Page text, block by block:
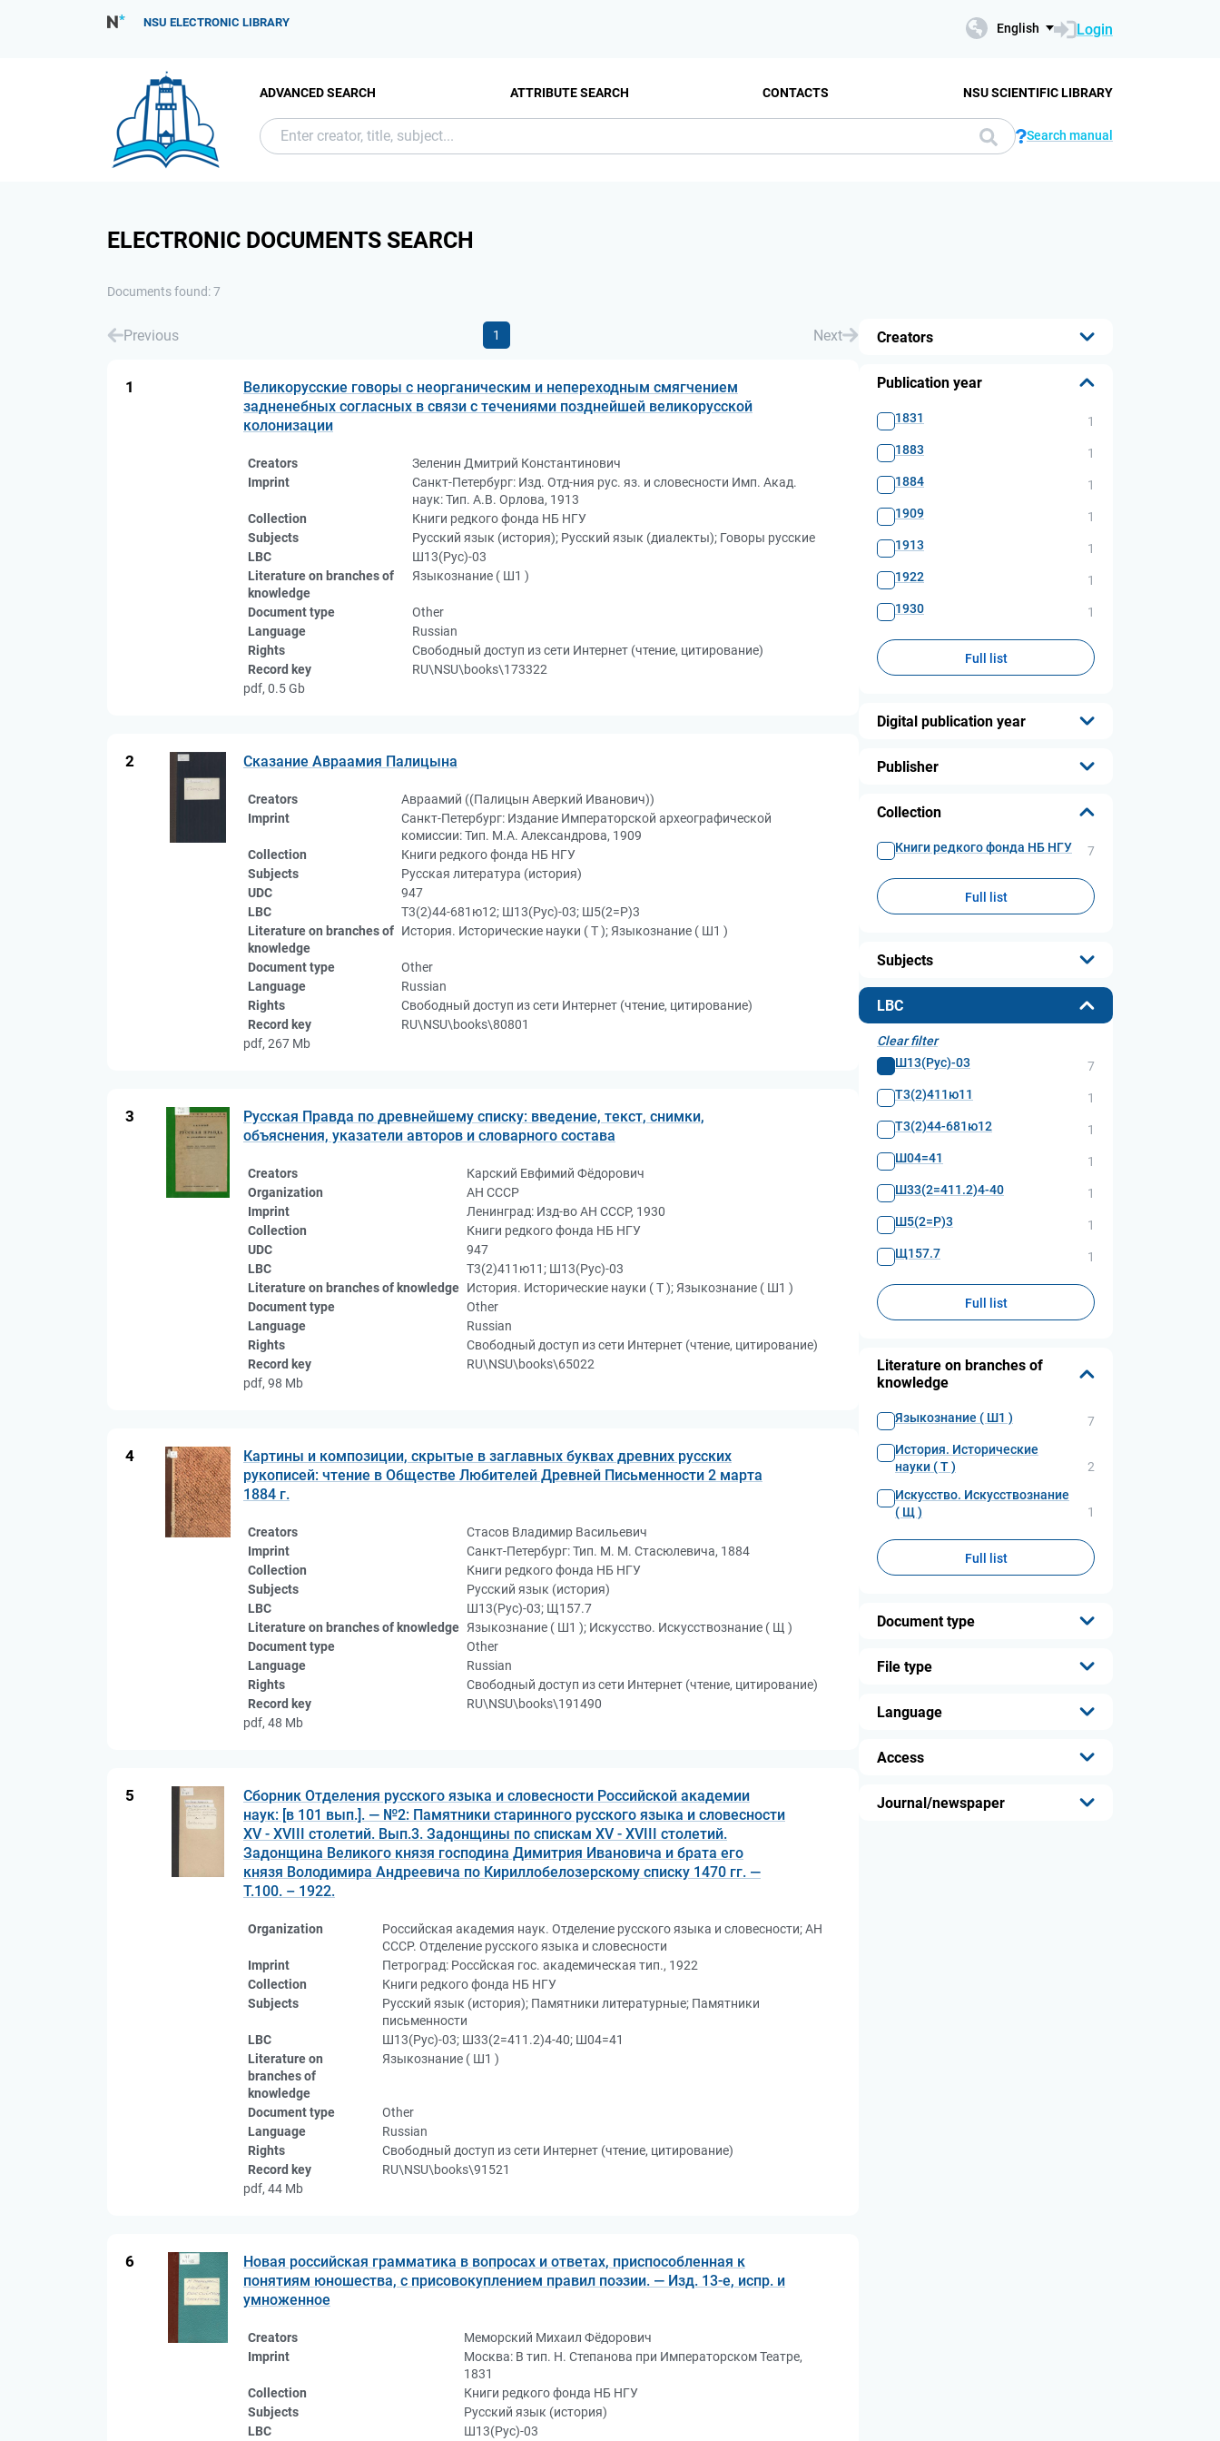
NSU ELECTRONIC LIBRARY English Login
ADVANCED SEARCH ATTRIBUTE SEARCH CONTACTS NSU SCIENTIFIC LIBRARY
Search manual
ELECTRONIC DOCUMENTS SEARCH
Documents found: 7
Previous 1 Next
1
Великорусские говоры с неорганическим и непереходным смягчением
задненебных согласных в связи с течениями позднейшей великорусской
колонизации
Creators
Зеленин Дмитрий Константинович
Imprint
Санкт-Петербург: Изд. Отд-ния рус. яз. и словесности Имп. Акад.
наук: Тип. А.В. Орлова, 1913
Collection
Книги редкого фонда НБ НГУ
Subjects
Русский язык (история); Русский язык (диалекты); Говоры русские
LBC
Ш13(Рус)-03
Literature on branches of
knowledge
Языкознание ( Ш1 )
Document type
Other
Language
Russian
Rights
Свободный доступ из сети Интернет (чтение, цитирование)
Record key
RU\NSU\books\173322
pdf, 0.5 Gb
2 Сказание Авраамия Палицына
Creators
Авраамий ((Палицын Аверкий Иванович))
Imprint
Санкт-Петербург: Издание Императорской археографической
комиссии: Тип. М.А. Александрова, 1909
Collection
Книги редкого фонда НБ НГУ
Subjects
Русская литература (история)
UDC
947
LBC
Т3(2)44-681ю12; Ш13(Рус)-03; Ш5(2=Р)3
Literature on branches of
knowledge
История. Исторические науки ( Т ); Языкознание ( Ш1 )
Document type
Other
Language
Russian
Rights
Свободный доступ из сети Интернет (чтение, цитирование)
Record key
RU\NSU\books\80801
pdf, 267 Mb
3
Русская Правда по древнейшему списку: введение, текст, снимки,
объяснения, указатели авторов и словарного состава
Creators
Карский Евфимий Фёдорович
Organization
АН СССР
Imprint
Ленинград: Изд-во АН СССР, 1930
Collection
Книги редкого фонда НБ НГУ
UDC
947
LBC
Т3(2)411ю11; Ш13(Рус)-03
Literature on branches of knowledge История. Исторические науки ( Т ); Языкознание ( Ш1 )
Document type
Other
Language
Russian
Rights
Свободный доступ из сети Интернет (чтение, цитирование)
Record key
RU\NSU\books\65022
pdf, 98 Mb
4
Картины и композиции, скрытые в заглавных буквах древних русских
рукописей: чтение в Обществе Любителей Древней Письменности 2 марта
1884 г.
Creators
Стасов Владимир Васильевич
Imprint
Санкт-Петербург: Тип. М. М. Стасюлевича, 1884
Collection
Книги редкого фонда НБ НГУ
Subjects
Русский язык (история)
LBC
Ш13(Рус)-03; Щ157.7
Literature on branches of knowledge Языкознание ( Ш1 ); Искусство. Искусствознание ( Щ )
Document type
Other
Language
Russian
Rights
Свободный доступ из сети Интернет (чтение, цитирование)
Record key
RU\NSU\books\191490
pdf, 48 Mb
5
Сборник Отделения русского языка и словесности Российской академии
наук: [в 101 вып.]. — №2: Памятники старинного русского языка и словесности
XV - XVIII столетий. Вып.3. Задонщины по спискам XV - XVIII столетий.
Задонщина Великого князя господина Димитрия Ивановича и брата его
князя Володимира Андреевича по Кириллобелозерскому списку 1470 гг. —
Т.100. – 1922.
Organization
Российская академия наук. Отделение русского языка и словесности; АН
СССР. Отделение русского языка и словесности
Imprint
Петроград: Россйская гос. академическая тип., 1922
Collection
Книги редкого фонда НБ НГУ
Subjects
Русский язык (история); Памятники литературные; Памятники
письменности
LBC
Ш13(Рус)-03; Ш33(2=411.2)4-40; Ш04=41
Literature on
branches of
knowledge
Языкознание ( Ш1 )
Document type
Other
Language
Russian
Rights
Свободный доступ из сети Интернет (чтение, цитирование)
Record key
RU\NSU\books\91521
pdf, 44 Mb
6
Новая российская грамматика в вопросах и ответах, приспособленная к
понятиям юношества, с присовокуплением правил поэзии. — Изд. 13-е, испр. и
умноженное
Creators
Меморский Михаил Фёдорович
Imprint
Москва: В тип. Н. Степанова при Императорском Театре,
1831
Collection
Книги редкого фонда НБ НГУ
Subjects
Русский язык (история)
LBC
Ш13(Рус)-03
Creators
Publication year
1831
1
1883
1
1884
1
1909
1
1913
1
1922
1
1930
1
Full list
Digital publication year
Publisher
Collection
Книги редкого фонда НБ НГУ 7
Full list
Subjects
LBC
Clear filter
Ш13(Рус)-03
7
Т3(2)411ю11
1
Т3(2)44-681ю12
1
Ш04=41
1
Ш33(2=411.2)4-40
1
Ш5(2=Р)3
1
Щ157.7
1
Full list
Literature on branches of
knowledge
Языкознание ( Ш1 )
7
История. Исторические
науки ( Т )
2
Искусство. Искусствознание
( Щ )
1
Full list
Document type
File type
Language
Access
Journal/newspaper